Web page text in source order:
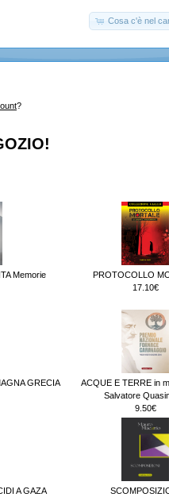
Cosa c'è nel
?
Memorie
PROTOCOLLO
17.10€
GRECIA
ACQUE E TERRE in
Salvatore
9.50€
A GAZA